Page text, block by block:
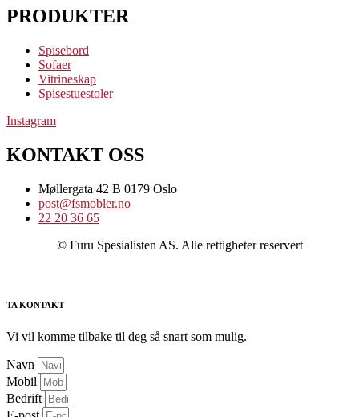
PRODUKTER
Spisebord
Sofaer
Vitrineskap
Spisestuestoler
Instagram
KONTAKT OSS
Møllergata 42 B 0179 Oslo
post@fsmobler.no
22 20 36 65
© Furu Spesialisten AS. Alle rettigheter reservert
TA KONTAKT
Vi vil komme tilbake til deg så snart som mulig.
Navn
Mobil
Bedrift